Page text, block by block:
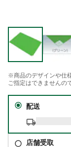
※商品のデザインや仕
ご指定はできませんの
配送
店舗受取